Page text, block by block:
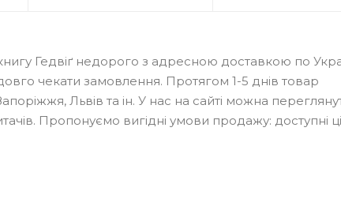
Гедвіґ недорого з адресною доставкою по
чекати замовлення. Протягом 1-5 днів товар
Львів та ін. У нас на сайті можна
Пропонуємо вигідні умови продажу: доступні